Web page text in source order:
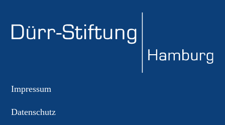
Impressum
Datenschutz